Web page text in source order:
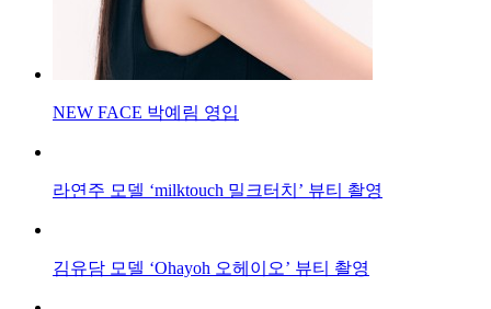
NEW FACE 박예림 영입
라연주 모델 ‘milktouch 밀크터치’ 뷰티 촬영
김유담 모델 ‘Ohayoh 오헤이오’ 뷰티 촬영